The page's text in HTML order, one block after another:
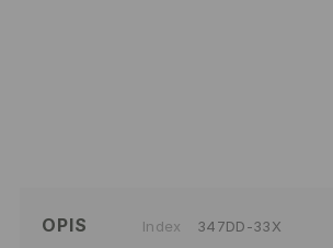
OPIS
Index 347DD-33X